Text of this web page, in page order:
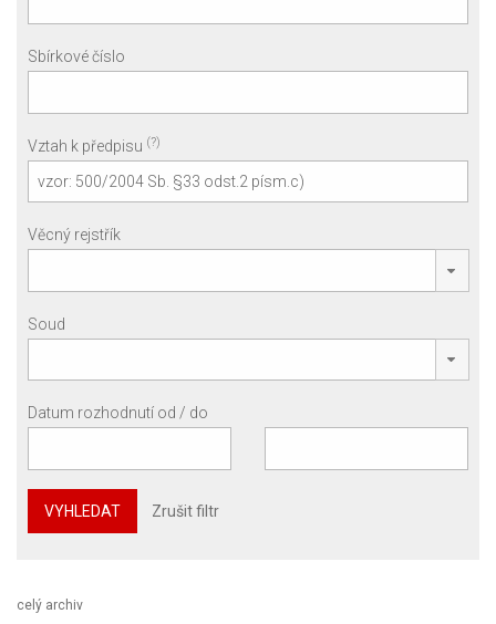
Sbírkové číslo
Vztah k předpisu (?)
Věcný rejstřík
Soud
Datum rozhodnutí od / do
VYHLEDAT Zrušit filtr
celý archiv